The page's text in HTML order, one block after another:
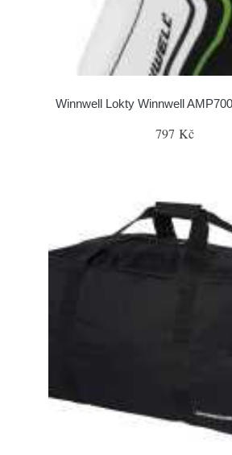
Winnwell Lokty Winnwell
797 Kč